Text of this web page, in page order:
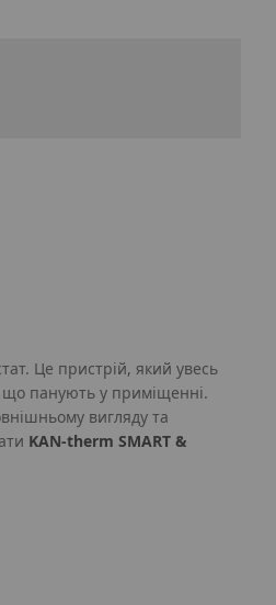
Це пристрій, який увесь
панують у приміщенні.
вигляду та
KAN‑therm SMART &